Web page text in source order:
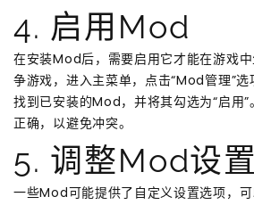
4. 启用Mod
在安装Mod后，需要启用它才能在游戏
争游戏，进入主菜单，点击“Mod管理”选
找到已安装的Mod，并将其勾选为“启用
正确，以避免冲突。
5. 调整Mod设置
一些Mod可能提供了自定义设置选项，